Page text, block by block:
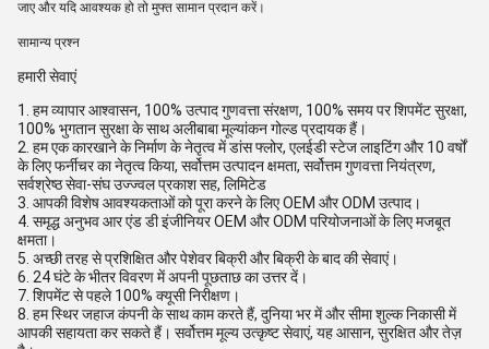
जाए और यदि आवश्यक हो तो मुफ्त सामान प्रदान करें।
सामान्य प्रश्न
हमारी सेवाएं
1. हम व्यापार आश्वासन, 100% उत्पाद गुणवत्ता संरक्षण, 100% समय पर शिपमेंट सुरक्षा,
100% भुगतान सुरक्षा के साथ अलीबाबा मूल्यांकन गोल्ड प्रदायक हैं।
2. हम एक कारखाने के निर्माण के नेतृत्व में डांस फ्लोर, एलईडी स्टेज लाइटिंग और 10 वर्षों
के लिए फर्नीचर का नेतृत्व किया, सर्वोत्तम उत्पादन क्षमता, सर्वोत्तम गुणवत्ता नियंत्रण,
सर्वश्रेष्ठ सेवा-संघ उज्ज्वल प्रकाश सह, लिमिटेड
3. आपकी विशेष आवश्यकताओं को पूरा करने के लिए OEM और ODM उत्पाद।
4. समृद्ध अनुभव आर एंड डी इंजीनियर OEM और ODM परियोजनाओं के लिए मजबूत
क्षमता।
5. अच्छी तरह से प्रशिक्षित और पेशेवर बिक्री और बिक्री के बाद की सेवाएं।
6. 24 घंटे के भीतर विवरण में अपनी पूछताछ का उत्तर दें।
7. शिपमेंट से पहले 100% क्यूसी निरीक्षण।
8. हम स्थिर जहाज कंपनी के साथ काम करते हैं, दुनिया भर में और सीमा शुल्क निकासी में
आपकी सहायता कर सकते हैं। सर्वोत्तम मूल्य उत्कृष्ट सेवाएं, यह आसान, सुरक्षित और तेज़